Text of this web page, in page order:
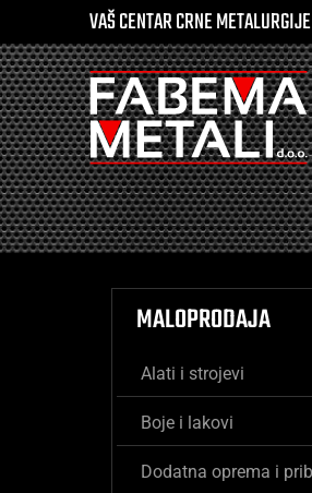
VAŠ CENTAR CRNE METALURGIJE
MALOPRODAJA
Alati i strojevi
Boje i lakovi
Dodatna oprema i